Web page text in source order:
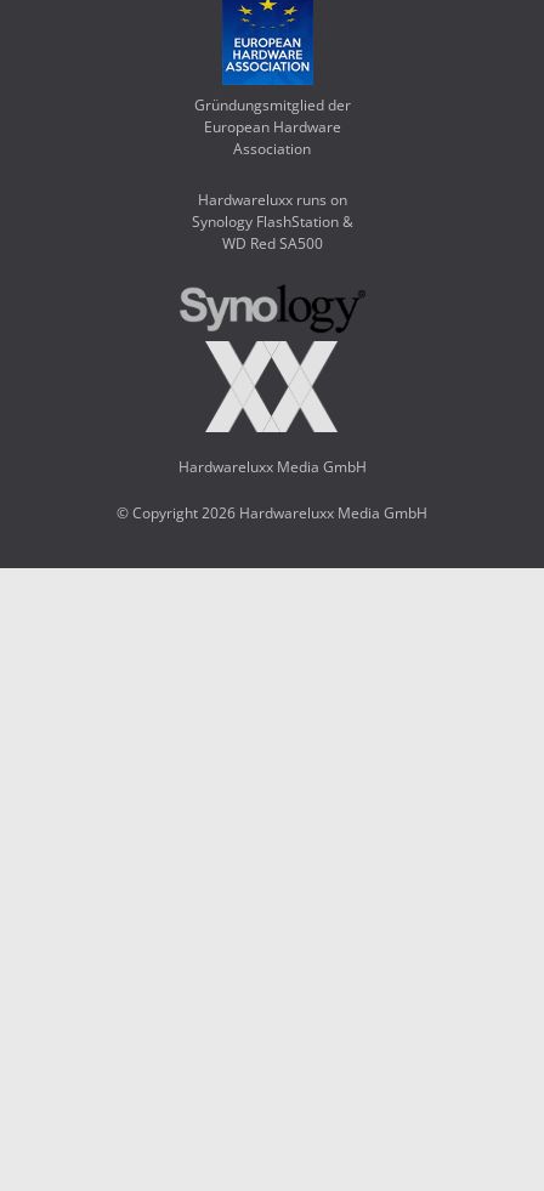
Gründungsmitglied der
European Hardware
Association
Hardwareluxx runs on
Synology FlashStation &
WD Red SA500
Hardwareluxx Media GmbH
© Copyright 2026 Hardwareluxx Media GmbH